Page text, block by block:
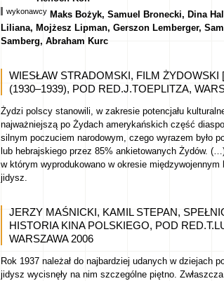
wykonawcy Maks Bożyk, Samuel Bronecki, Dina
Liliana, Mojżesz Lipman, Gerszon Lemberger,
Samberg, Abraham Kurc
WIESŁAW STRADOMSKI, FILM ŻYDOWSKI
(1930–1939), POD RED.J.TOEPLITZA,
Żydzi polscy stanowili, w zakresie potencjału
najważniejszą po Żydach amerykańskich część
silnym poczuciem narodowym, czego wyrazem było
lub hebrajskiego przez 85% ankietowanych Żydów.
w którym wyprodukowano w okresie
jidysz.
JERZY MAŚNICKI, KAMIL STEPAN,
HISTORIA KINA POLSKIEGO, POD
WARSZAWA 2006
Rok 1937 należał do najbardziej udanych w dziejach
jidysz wycisnęły na nim szczególne piętno.